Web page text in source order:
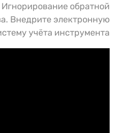
обратной
Внедрите электронную
учёта инструмента.